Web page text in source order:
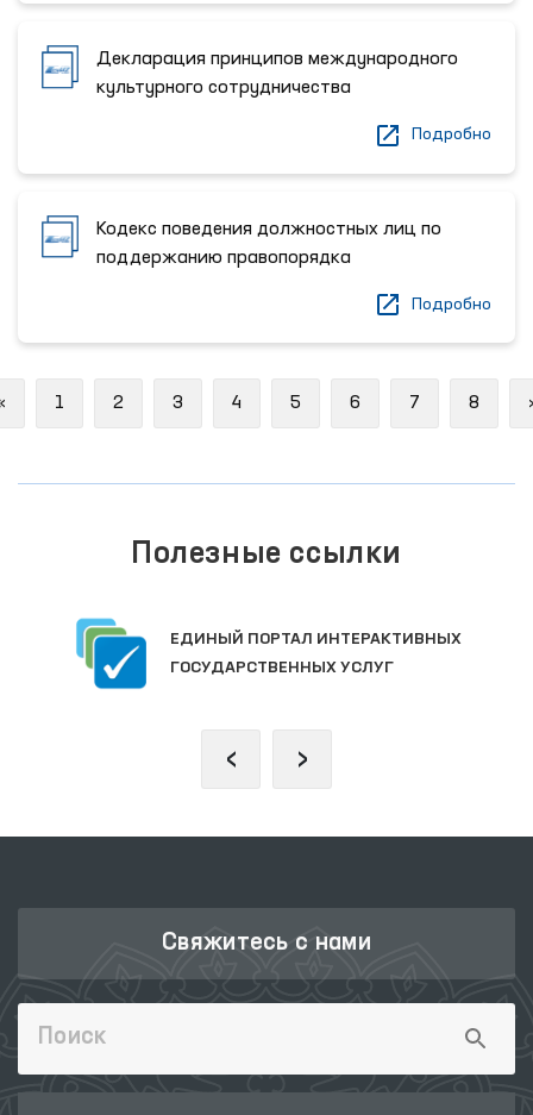
Декларация принципов международного
культурного сотрудничества
Подробно
Кодекс поведения должностных лиц по
поддержанию правопорядка
Подробно
Previous
1 2 3 4 5 6 7 8
Полезные ссылки
ЕДИНЫЙ ПОРТАЛ ИНТЕРАКТИВНЫХ
ГОСУДАРСТВЕННЫХ УСЛУГ
‹ ›
Свяжитесь с нами